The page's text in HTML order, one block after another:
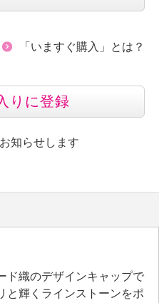
「いますぐ購入」とは？
りに登録
知らせします
ド織のデザインキャップで
と輝くラインストーンをポ